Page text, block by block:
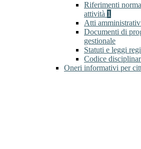
Riferimenti
attività 1
Atti
Documenti di
gestionale
Statuti e leggi
Codice
Oneri informativi per